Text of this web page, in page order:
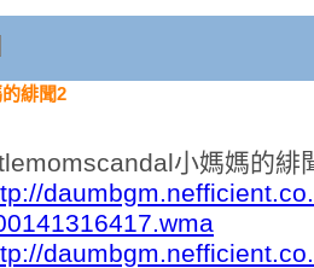
緋聞2
小媽媽的緋